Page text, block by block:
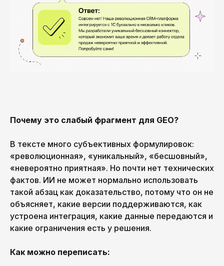
Почему это слабый фрагмент для GEO?
В тексте много субъективных формулировок:
«революционная», «уникальный», «бесшовный»,
«невероятно приятная». Но почти нет технических
фактов. ИИ не может нормально использовать
такой абзац как доказательство, потому что он не
объясняет, какие версии поддерживаются, как
устроена интеграция, какие данные передаются и
какие ограничения есть у решения.
Как можно переписать: